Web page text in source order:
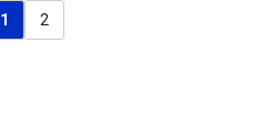
1 2